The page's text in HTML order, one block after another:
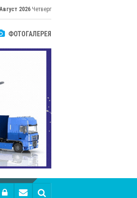
2026 Четверг
ФОТОГАЛЕРЕЯ
путь объединяет таланты в